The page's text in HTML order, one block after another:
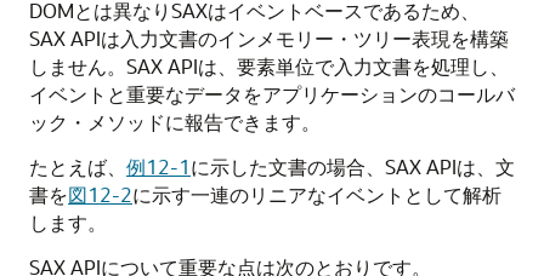
DOMとは異なりSAXはイベントベースであるため、
SAX APIは入力文書のインメモリー・ツリー表現を構築
しません。SAX APIは、要素単位で入力文書を処理し、
イベントと重要なデータをアプリケーションのコールバ
ック・メソッドに報告できます。
たとえば、 例12-1に示した文書の場合、SAX APIは、文
書を図12-2に示す一連のリニアなイベントとして解析
します。
SAX APIについて重要な点は次のとおりです。